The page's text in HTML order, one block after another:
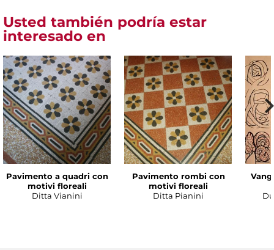
Usted también podría estar
interesado en
Pavimento a quadri con
motivi floreali
Ditta Vianini
Pavimento rombi con
motivi floreali
Ditta Pianini